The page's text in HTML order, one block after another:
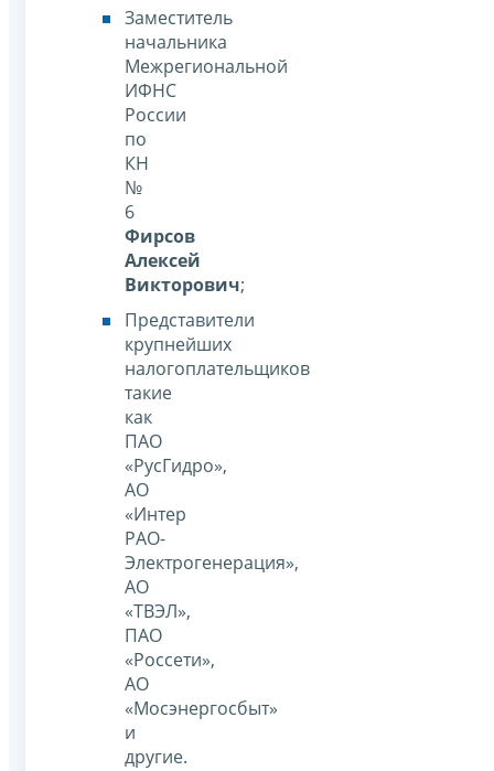
Заместитель
начальника
Межрегиональной
ИФНС
России
по
КН
№
6
Фирсов
Алексей
Викторович;
Представители
крупнейших
налогоплательщиков
такие
как
ПАО
«РусГидро»,
АО
«Интер
РАО-
Электрогенерация»,
АО
«ТВЭЛ»,
ПАО
«Россети»,
АО
«Мосэнергосбыт»
и
другие.